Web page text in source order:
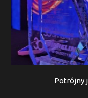
Potrójny